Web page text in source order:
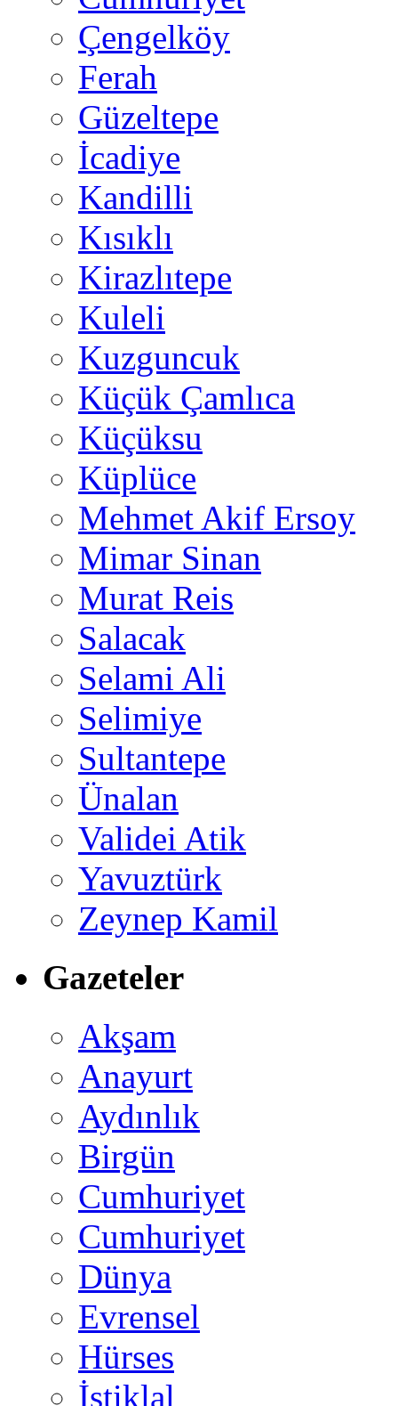
Çengelköy
Ferah
Güzeltepe
İcadiye
Kandilli
Kısıklı
Kirazlıtepe
Kuleli
Kuzguncuk
Küçük Çamlıca
Küçüksu
Küplüce
Mehmet Akif Ersoy
Mimar Sinan
Murat Reis
Salacak
Selami Ali
Selimiye
Sultantepe
Ünalan
Validei Atik
Yavuztürk
Zeynep Kamil
Gazeteler
Akşam
Anayurt
Aydınlık
Birgün
Cumhuriyet
Cumhuriyet
Dünya
Evrensel
Hürses
İstiklal